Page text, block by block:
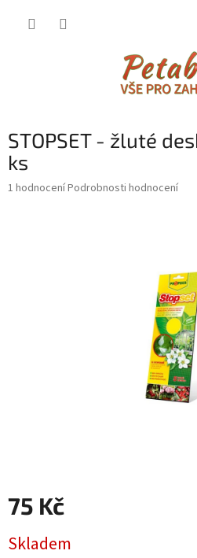
STOPSET - žluté
ks
Průměrné
1 hodnoceníPodrobnosti hodnocení
75 Kč
cena:
Skladem